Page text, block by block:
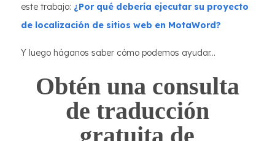
este trabajo: ¿Por qué debería ejecutar su proyecto
de localización de sitios web en MotaWord?
Y luego háganos saber cómo podemos ayudar...
Obtén una consulta
de traducción
gratuita de